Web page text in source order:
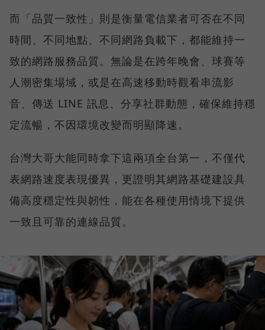
而「品質一致性」則是衡量電信業者可否在不同
時間、不同地點、不同網路負載下，都能維持一
致的網路服務品質。無論是在跨年晚會、球賽等
人潮密集場域，或是在高速移動時觀看串流影
音、傳送 LINE 訊息、分享社群動態，確保維持穩
定流暢，不因環境改變而明顯降速。
台灣大哥大能同時拿下這兩項全台第一，不僅代
表網路速度表現優異，更證明其網路基礎建設具
備高度穩定性與韌性，能在各種使用情境下提供
一致且可靠的連線品質。